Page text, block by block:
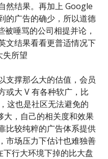
然结果。再加上 Google
的广告的确少，所以道德
唾骂的公司相提并论，
文结果看看更普适情况下
失所望
支撑那么大的估值，会员
或大 V 有各种软广，比
这也是社区无法避免的
大，自己的相关度和效果
比较纯粹的广告体系提供
市场压力下估计也难独善
行大环境下掉的比大盘